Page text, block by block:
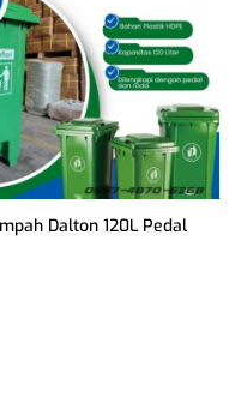
Dalton 120L Pedal